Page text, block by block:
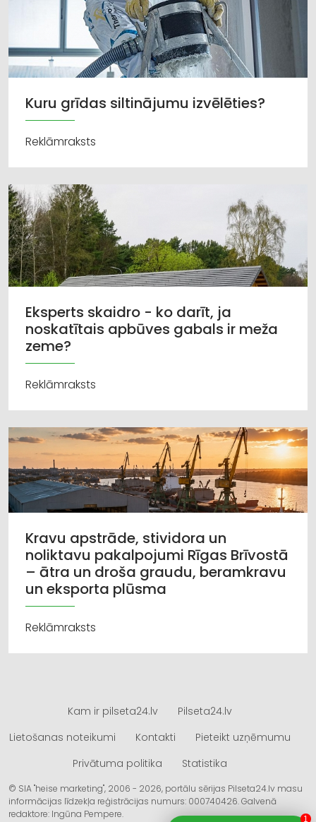
Kuru grīdas siltinājumu izvēlēties?
Reklāmraksts
Eksperts skaidro - ko darīt, ja
noskatītais apbūves gabals ir meža
zeme?
Reklāmraksts
Kravu apstrāde, stividora un
noliktavu pakalpojumi Rīgas Brīvostā
– ātra un droša graudu, beramkravu
un eksporta plūsma
Reklāmraksts
Kam ir pilseta24.lv
Pilseta24.lv
Lietošanas noteikumi
Kontakti
Pieteikt uzņēmumu
Privātuma politika
Statistika
© SIA "heise marketing", 2006 - 2026, portālu sērijas Pilseta24.lv masu
informācijas līdzekļa reģistrācijas numurs: 000740426. Galvenā
redaktore: Ingūna Pempere.
1